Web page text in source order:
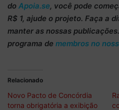
do Apoia.se, você pode
R$ 1, ajude o projeto. Faça a
manter as nossas
programa de membros no
Relacionado
Novo Pacto de Concórdia
torna obrigatória a exibição